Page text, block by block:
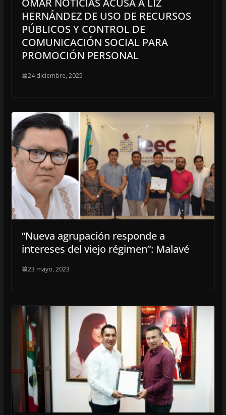
OMAR NOTICIAS ACUSA A LIZ
HERNÁNDEZ DE USO DE RECURSOS
PÚBLICOS Y CONTROL DE
COMUNICACIÓN SOCIAL PARA
PROMOCIÓN PERSONAL
24 diciembre, 2025
“Nueva agrupación responde a
intereses del viejo régimen”: Malavé
23 mayo, 2023